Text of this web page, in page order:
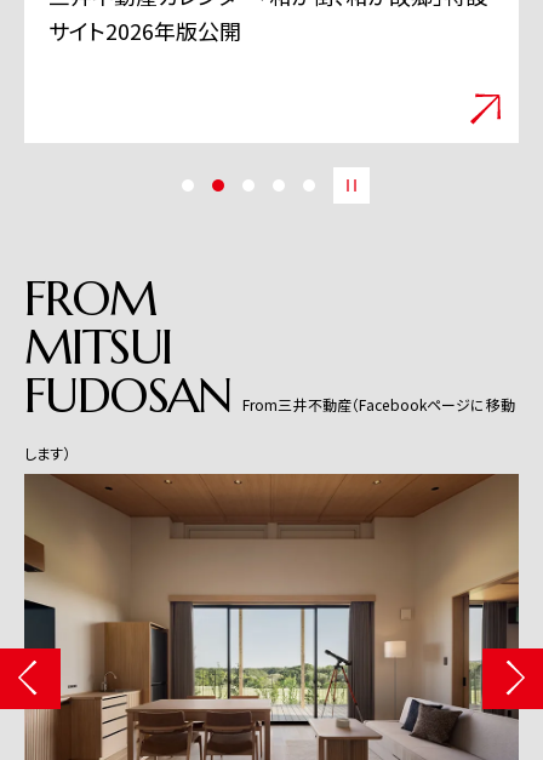
「スーパープレイ」篇 6月11日から全国で放映
FROM
MITSUI
FUDOSAN From三井不動産（Facebookページに移動
します）